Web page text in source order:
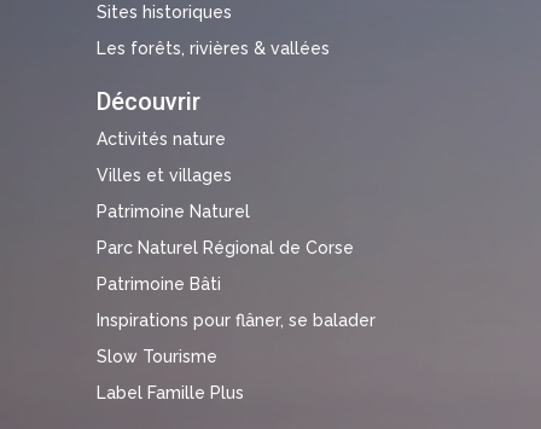
Sites historiques
Les forêts, rivières & vallées
Découvrir
Activités nature
Villes et villages
Patrimoine Naturel
Parc Naturel Régional de Corse
Patrimoine Bâti
Inspirations pour flâner, se balader
Slow Tourisme
Label Famille Plus